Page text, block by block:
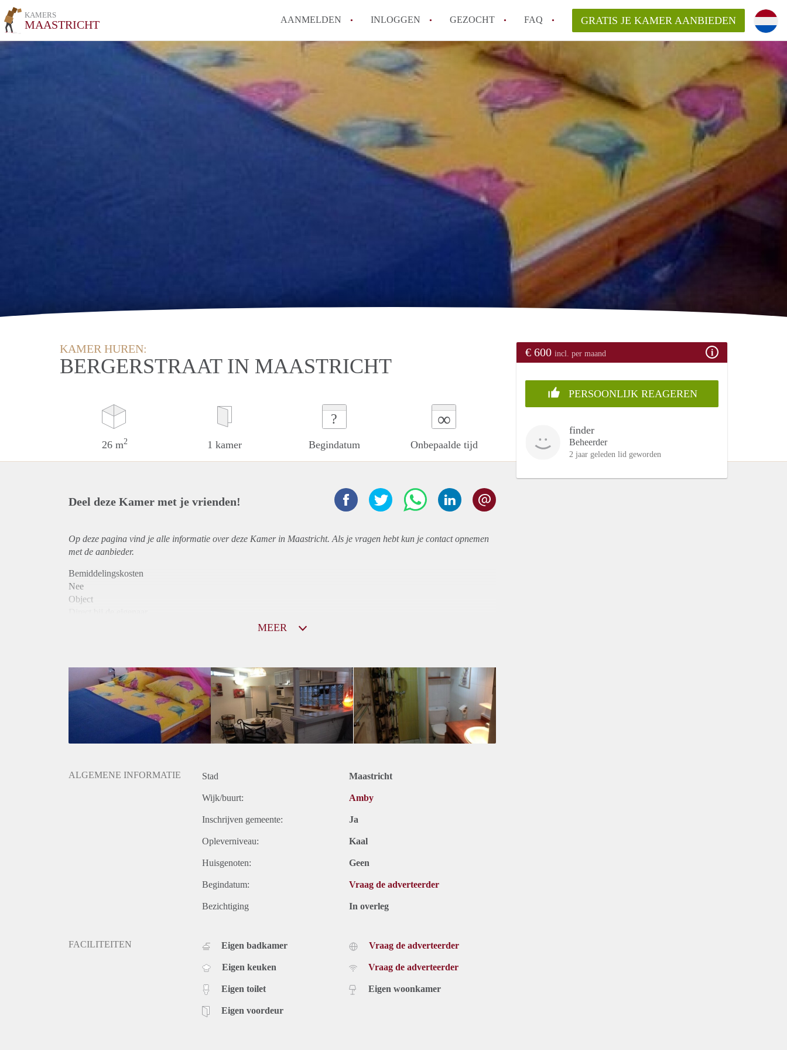
KAMERS
MAASTRICHT AANMELDEN INLOGGEN GEZOCHT FAQ
How to translate KamersMaastricht!
Wat is KamersMaastricht?
Hoeveel kost het om te reageren op een Kamer in Maastricht?
Wat is de privacyverklaring van KamersMaastricht?
Berekent KamersMaastricht makelaarsvergoeding/bemiddelingsvergoeding?
Alle veelgestelde vragen
GRATIS JE KAMER AANBIEDEN
KAMER HUREN:
BERGERSTRAAT IN MAASTRICHT
26 m2 1 kamer
?
Begindatum
∞
Onbepaalde tijd
€ 600 incl. per maand
PERSOONLIJK REAGEREN
finder
Beheerder
2 jaar geleden lid geworden
Deel deze Kamer met je vrienden!
Op deze pagina vind je alle informatie over deze Kamer in Maastricht. Als je vragen hebt kun je contact opnemen
met de aanbieder.
Bemiddelingskosten
Nee
Object
Huurtoeslag
Mogelijk
Inkomen eis
3,2 X Maandhuur Bruto
Onbepaalde termijn
MEER
ALGEMENE INFORMATIE Stad Maastricht
Wijk/buurt: Amby
Inschrijven gemeente: Ja
Opleverniveau: Kaal
Huisgenoten: Geen
Begindatum: Vraag de adverteerder
Bezichtiging In overleg
FACILITEITEN Eigen badkamer
Eigen keuken
Eigen toilet
Eigen voordeur
Vraag de adverteerder
Vraag de adverteerder
Eigen woonkamer